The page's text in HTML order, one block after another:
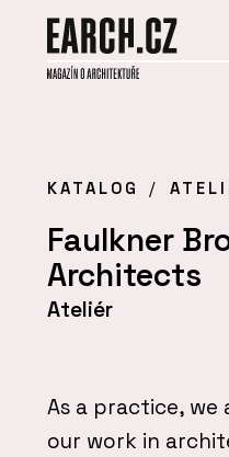
KATALOG
Faulkner
Architects
Ateliér
As a practice, we
our work in